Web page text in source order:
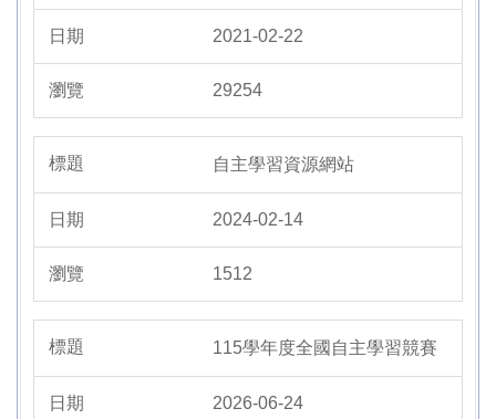
圖書查詢系統
自主學習專區
圖書館粉絲專頁
高一二夜自習專區
全國中學生寫作比賽
2021-02-22
29254
自主學習資源網站
2024-02-14
1512
115學年度全國自主學習競賽
2026-06-24